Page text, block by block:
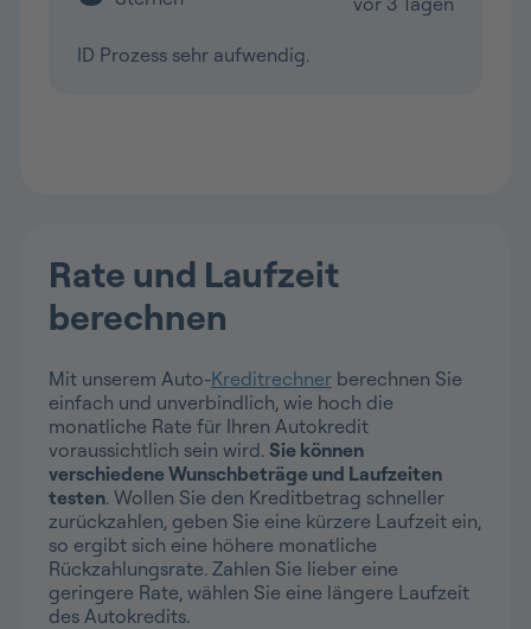
Rate und Laufzeit
berechnen
Mit unserem Auto-Kreditrechner berechnen Sie
einfach und unverbindlich, wie hoch die
monatliche Rate für Ihren Autokredit
voraussichtlich sein wird. Sie können
verschiedene Wunschbeträge und Laufzeiten
testen. Wollen Sie den Kreditbetrag schneller
zurückzahlen, geben Sie eine kürzere Laufzeit ein,
so ergibt sich eine höhere monatliche
Rückzahlungsrate. Zahlen Sie lieber eine
geringere Rate, wählen Sie eine längere Laufzeit
des Autokredits.